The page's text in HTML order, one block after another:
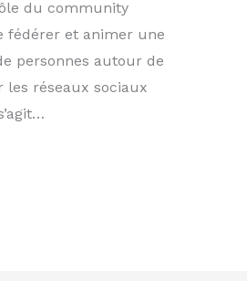
du community
fédérer et animer une
personnes autour de
les réseaux sociaux